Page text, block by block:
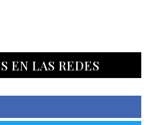
EN LAS REDES